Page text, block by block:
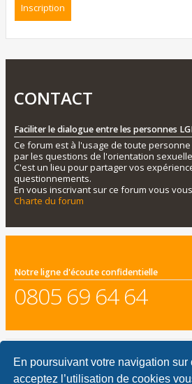
En poursuivant votre navigation sur
acceptez l’utilisation de cookies
Inscription
CONTACT
Faciliter le dialogue entre les personnes
Ce forum est à l'usage de toute
par les questions de l'orientation
C'est un lieu pour partager vos
questionnements.
En vous inscrivant sur ce forum vous
Charte du forum
Notre ligne d'écoute confidentielle
0805 69 64 64
Accueil du forum